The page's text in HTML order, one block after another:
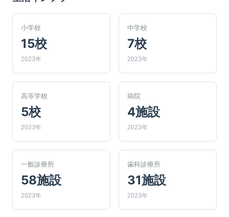
小学校
15校
2023年
中学校
7校
2023年
高等学校
5校
2023年
病院
4施設
2023年
一般診療所
58施設
2023年
歯科診療所
31施設
2023年